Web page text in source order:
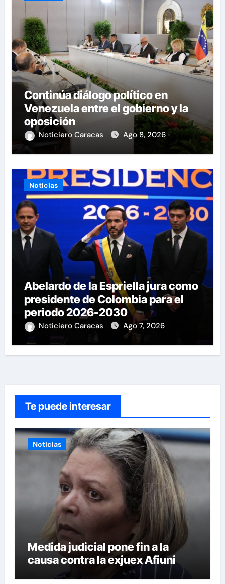
Continúa diálogo político en
Venezuela entre el gobierno y la
oposición
Noticiero Caracas Ago 8, 2026
Noticias
Abelardo de la Espriella jura como
presidente de Colombia para el
periodo 2026-2030
Noticiero Caracas Ago 7, 2026
Te puede interesar
Noticias
Medida judicial pone fin a la
causa contra la exjuex Afiuni